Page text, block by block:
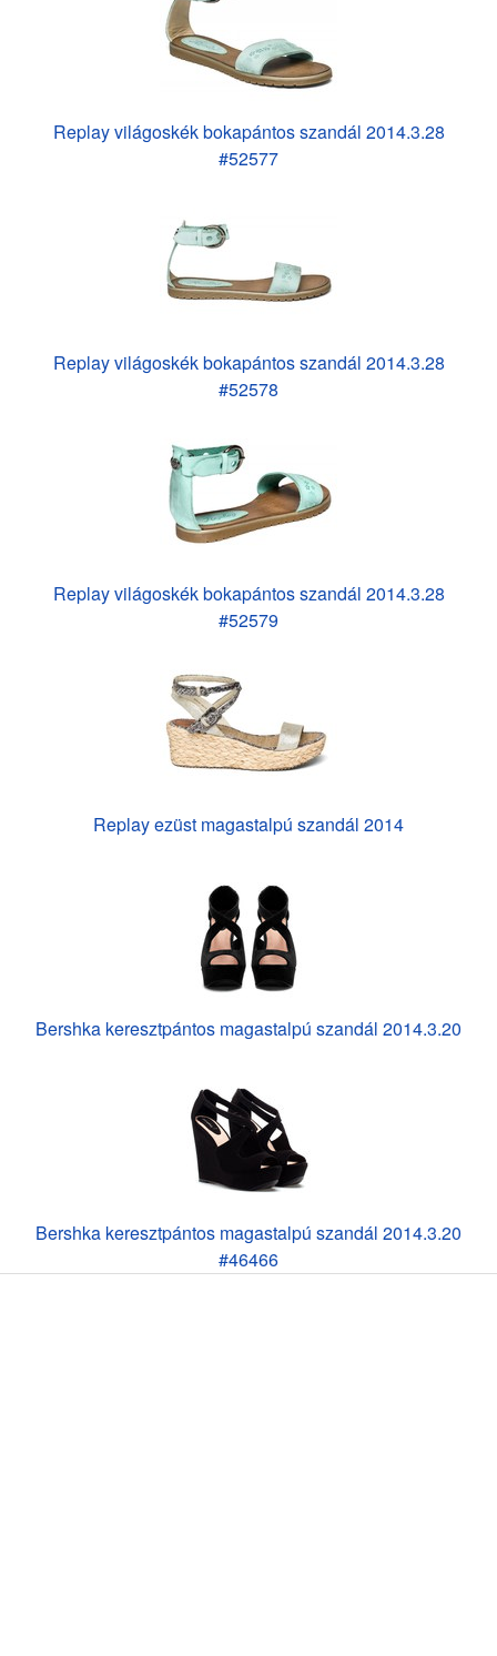
Replay világoskék bokapántos szandál 2014.3.28
#52577
Replay világoskék bokapántos szandál 2014.3.28
#52578
Replay világoskék bokapántos szandál 2014.3.28
#52579
Replay ezüst magastalpú szandál 2014
Bershka keresztpántos magastalpú szandál 2014.3.20
Bershka keresztpántos magastalpú szandál 2014.3.20
#46466